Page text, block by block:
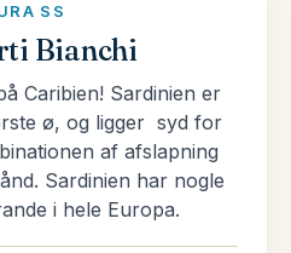
SS
Bianchi
Caribien! Sardinien er
ø, og ligger syd for
af afslapning
Sardinien har nogle
i hele Europa.